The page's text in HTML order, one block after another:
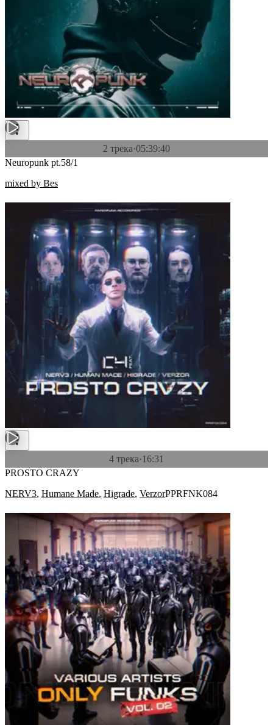
2 трека·05:39:40
Neuropunk pt.58/1
mixed by Bes
4 трека·16:31
PROSTO CRAZY
NERV3, Humane Made, Higrade, VerzorPPRFNK084